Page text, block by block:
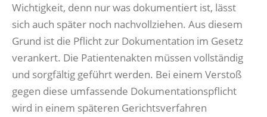
Wichtigkeit, denn nur was dokumentiert ist, lässt
sich auch später noch nachvollziehen. Aus diesem
Grund ist die Pflicht zur Dokumentation im Gesetz
verankert. Die Patientenakten müssen vollständig
und sorgfältig geführt werden. Bei einem Verstoß
gegen diese umfassende Dokumentationspflicht
wird in einem späteren Gerichtsverfahren